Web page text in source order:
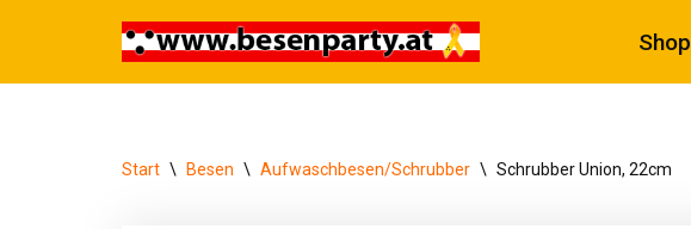
Shop
Start \ Besen \ Aufwaschbesen/Schrubber \ Schrubber Union, 22cm